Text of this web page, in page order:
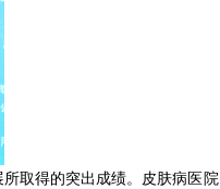
取得的突出成绩。皮肤病医院